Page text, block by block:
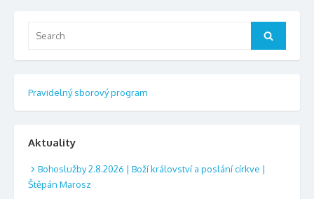
Search
Pravidelný sborový program
Aktuality
Bohoslužby 2.8.2026 | Boží království a poslání církve |
Štěpán Marosz